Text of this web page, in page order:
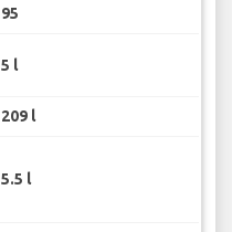
95
5 l
209 l
5.5 l